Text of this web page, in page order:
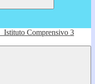
Istituto Comprensivo 3